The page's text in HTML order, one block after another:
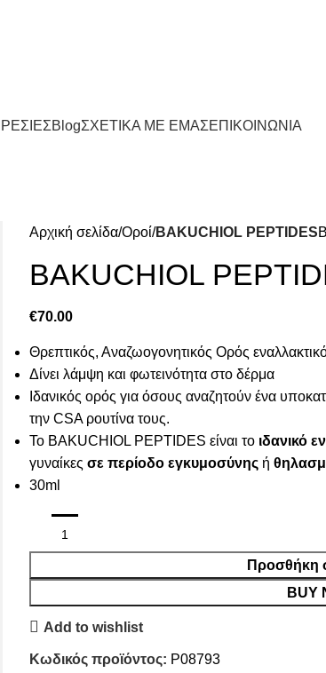
BlogΣΧΕΤΙΚΑ ΜΕ ΕΜΑΣΕΠΙΚΟΙΝΩΝΙΑ
Αρχική σελίδα Οροί BAKUCHIOL PEPTIDES
BAKUCHIOL
€70.00
Θρεπτικός, Αναζωογονητικός Ορός
Δίνει λάμψη και φωτεινότητα στο δέρμα
Ιδανικός ορός για όσους αναζητούν ένα
την CSA ρουτίνα τους.
Το BAKUCHIOL PEPTIDES είναι το ιδανικό
γυναίκες σε περίοδο εγκυμοσύνης ή
30ml
Προσθήκη
BUY
Add to wishlist
Κωδικός προϊόντος: P08793